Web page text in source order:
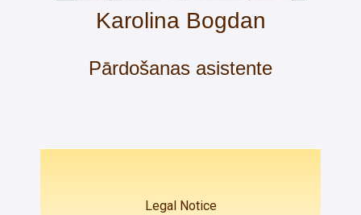
Karolina Bogdan
Pārdošanas asistente
Legal Notice